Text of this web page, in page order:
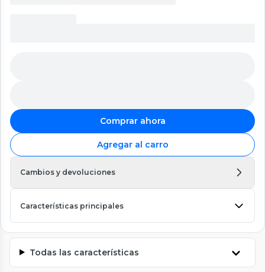
Comprar ahora
Agregar al carro
Cambios y devoluciones
Características principales
Todas las características